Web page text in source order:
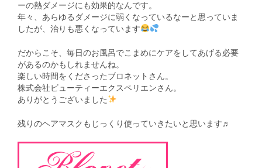
ーの熱ダメージにも効果的なんです。
年々、あらゆるダメージに弱くなっているなーと思っていま
したが、治りも悪くなっています
だからこそ、毎日のお風呂でこまめにケアをしてあげる必要
があるのかもしれませんね。
楽しい時間をくださったブロネットさん。
株式会社ビューティーエクスペリエンさん。
ありがとうございました
残りのヘアマスクもじっくり使っていきたいと思います♬